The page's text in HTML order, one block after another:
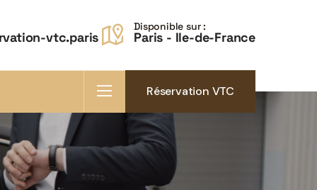
vtc.paris
Disponible sur :
Paris - Ile-de-France
Réservation VTC